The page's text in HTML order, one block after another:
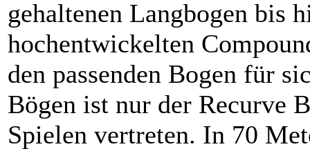
gehaltenen Langbogen bis
hochentwickelten
den passenden Bogen für
Bögen ist nur der Recurve
Spielen vertreten. In 70